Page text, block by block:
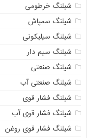
شیلنگ خرطومی
شیلنگ سمپاش
شیلنگ سیلیکونی
شیلنگ سیم دار
شیلنگ صنعتی
شیلنگ صنعتی آب
شیلنگ فشار قوی
شیلنگ فشار قوی آب
شیلنگ فشار قوی روغن